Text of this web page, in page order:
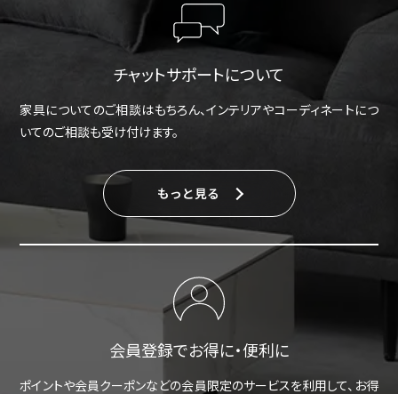
チャットサポートについて
家具についてのご相談はもちろん、インテリアやコーディネートにつ
いてのご相談も受け付けます。
もっと見る
会員登録でお得に・便利に
ポイントや会員クーポンなどの会員限定のサービスを利用して、お得